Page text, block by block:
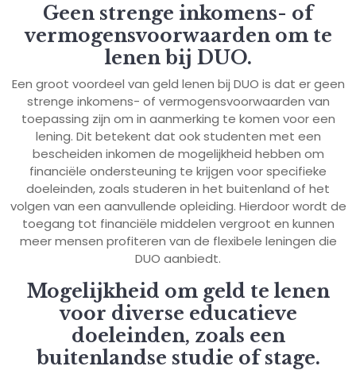
Geen strenge inkomens- of
vermogensvoorwaarden om te
lenen bij DUO.
Een groot voordeel van geld lenen bij DUO is dat er geen
strenge inkomens- of vermogensvoorwaarden van
toepassing zijn om in aanmerking te komen voor een
lening. Dit betekent dat ook studenten met een
bescheiden inkomen de mogelijkheid hebben om
financiële ondersteuning te krijgen voor specifieke
doeleinden, zoals studeren in het buitenland of het
volgen van een aanvullende opleiding. Hierdoor wordt de
toegang tot financiële middelen vergroot en kunnen
meer mensen profiteren van de flexibele leningen die
DUO aanbiedt.
Mogelijkheid om geld te lenen
voor diverse educatieve
doeleinden, zoals een
buitenlandse studie of stage.